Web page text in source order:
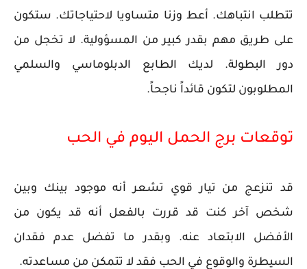
تتطلب انتباهك. أعط وزنا متساويا لاحتياجاتك. ستكون
على طريق مهم بقدر كبير من المسؤولية. لا تخجل من
دور البطولة. لديك الطابع الدبلوماسي والسلمي
المطلوبون لتكون قائداً ناجحاً.
توقعات برج الحمل اليوم في الحب
قد تنزعج من تيار قوي تشعر أنه موجود بينك وبين
شخص آخر كنت قد قررت بالفعل أنه قد يكون من
الأفضل الابتعاد عنه. وبقدر ما تفضل عدم فقدان
السيطرة والوقوع في الحب فقد لا تتمكن من مساعدته.